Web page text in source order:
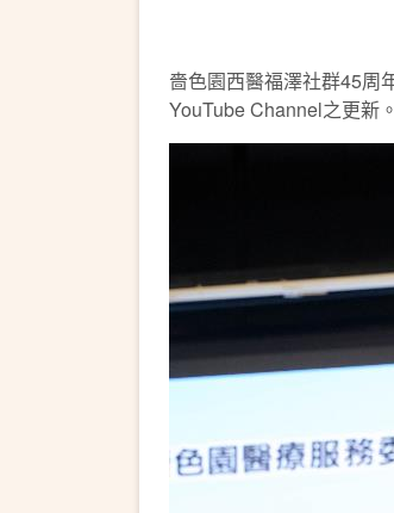
嗇色園西醫福澤社群45周
YouTube Channel之更新。